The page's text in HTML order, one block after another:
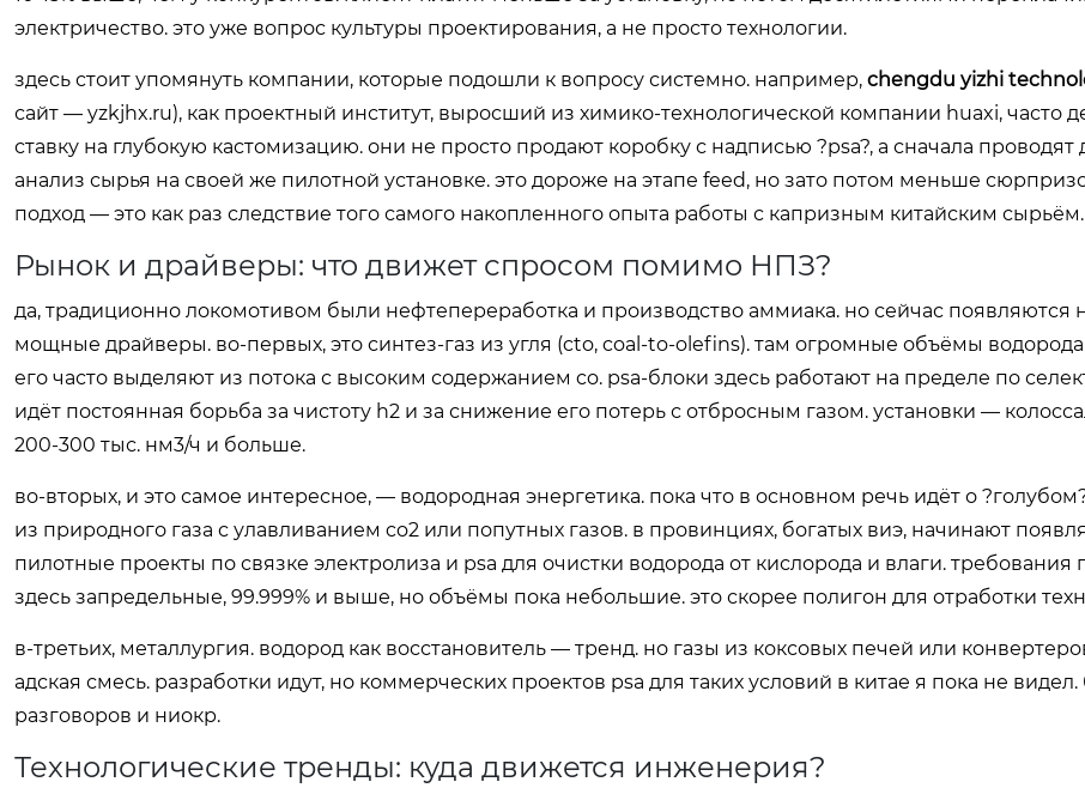
электричество. это уже вопрос культуры проектирования, а не просто технологии.
здесь стоит упомянуть компании, которые подошли к вопросу системно. например, chengdu yizhi
сайт — yzkjhx.ru), как проектный институт, выросший из химико-технологической компании huaxi, часто
ставку на глубокую кастомизацию. они не просто продают коробку с надписью ?psa?, а сначала проводят
анализ сырья на своей же пилотной установке. это дороже на этапе feed, но зато потом меньше
подход — это как раз следствие того самого накопленного опыта работы с капризным китайским сырьём.
Рынок и драйверы: что движет спросом помимо НПЗ?
да, традиционно локомотивом были нефтепереработка и производство аммиака. но сейчас появляются
мощные драйверы. во-первых, это синтез-газ из угля (cto, coal-to-olefins). там огромные объёмы
его часто выделяют из потока с высоким содержанием co. psa-блоки здесь работают на пределе по
идёт постоянная борьба за чистоту h2 и за снижение его потерь с отбросным газом. установки —
200-300 тыс. нм3/ч и больше.
во-вторых, и это самое интересное, — водородная энергетика. пока что в основном речь идёт о
из природного газа с улавливанием co2 или попутных газов. в провинциях, богатых виэ, начинают
пилотные проекты по связке электролиза и psa для очистки водорода от кислорода и влаги. требования
здесь запредельные, 99.999% и выше, но объёмы пока небольшие. это скорее полигон для отработки
в-третьих, металлургия. водород как восстановитель — тренд. но газы из коксовых печей или
адская смесь. разработки идут, но коммерческих проектов psa для таких условий в китае я пока не
разговоров и ниокр.
Технологические тренды: куда движется инженерия?